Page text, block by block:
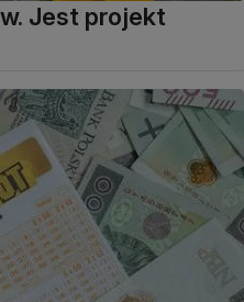
Jest projekt